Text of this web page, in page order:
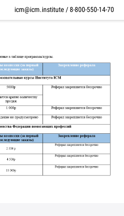
icm@icm.institute / 8-800-550-14-70